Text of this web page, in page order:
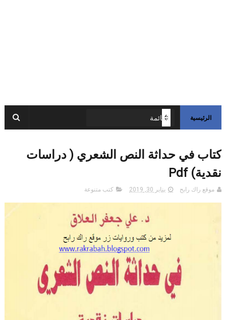
الرئيسية
كتاب في حداثة النص الشعري ( دراسات
نقدية) Pdf
موقع راك رابح يناير 30, 2019 كتب متنوعة